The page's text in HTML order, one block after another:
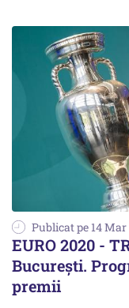
Publicat pe 14 Mar
EURO 2020 -
București.
premii